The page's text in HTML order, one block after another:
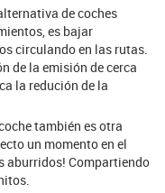
de coches
es bajar
circulando en las rutas.
de la emisión de cerca
la redución de la
también es otra
un momento en el
aburridos! Compartiendo